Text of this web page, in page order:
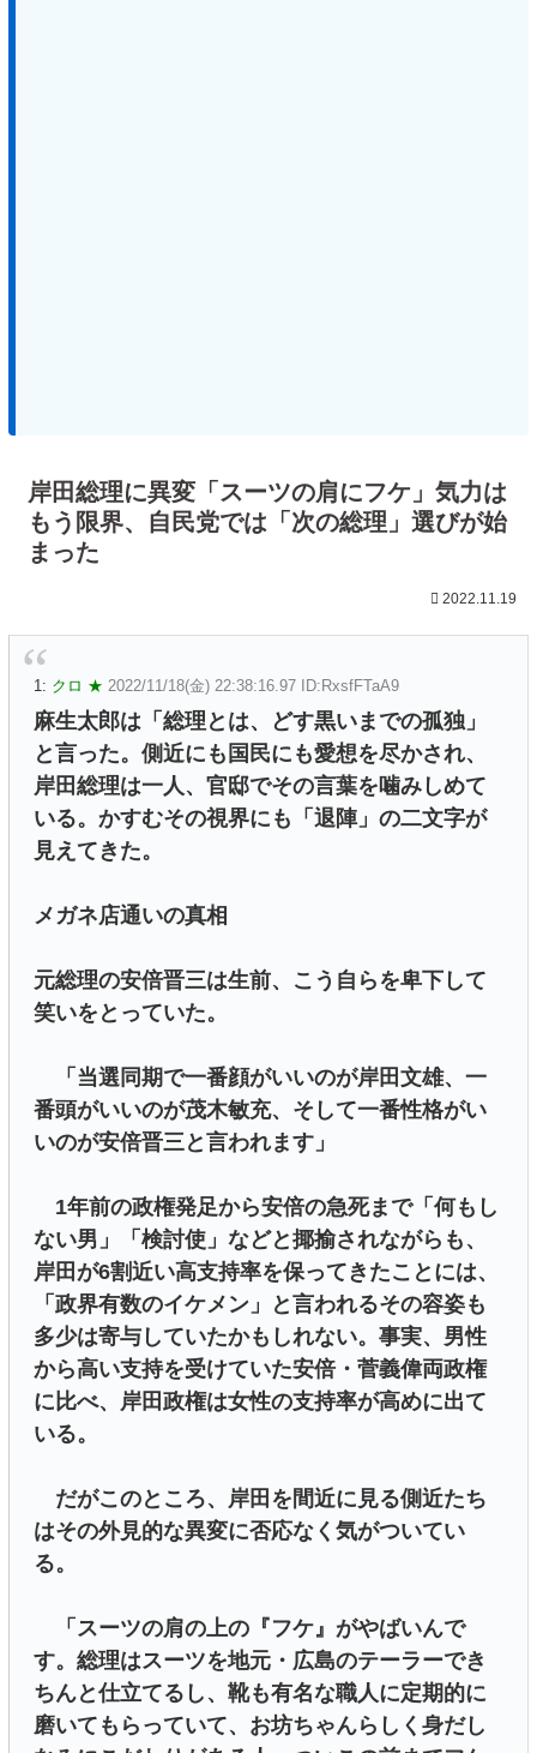
岸田総理に異変「スーツの肩にフケ」気力は
もう限界、自民党では「次の総理」選びが始
まった
2022.11.19
1: クロ ★ 2022/11/18(金) 22:38:16.97 ID:RxsfFTaA9
麻生太郎は「総理とは、どす黒いまでの孤独」
と言った。側近にも国民にも愛想を尽かされ、
岸田総理は一人、官邸でその言葉を噛みしめて
いる。かすむその視界にも「退陣」の二文字が
見えてきた。
メガネ店通いの真相
元総理の安倍晋三は生前、こう自らを卑下して
笑いをとっていた。
「当選同期で一番顔がいいのが岸田文雄、一
番頭がいいのが茂木敏充、そして一番性格がい
いのが安倍晋三と言われます」
1年前の政権発足から安倍の急死まで「何もし
ない男」「検討使」などと揶揄されながらも、
岸田が6割近い高支持率を保ってきたことには、
「政界有数のイケメン」と言われるその容姿も
多少は寄与していたかもしれない。事実、男性
から高い支持を受けていた安倍・菅義偉両政権
に比べ、岸田政権は女性の支持率が高めに出て
いる。
だがこのところ、岸田を間近に見る側近たち
はその外見的な異変に否応なく気がついてい
る。
「スーツの肩の上の『フケ』がやばいんで
す。総理はスーツを地元・広島のテーラーでき
ちんと仕立てるし、靴も有名な職人に定期的に
磨いてもらっていて、お坊ちゃんらしく身だし